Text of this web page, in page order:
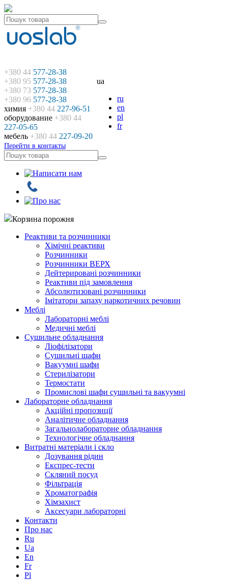
ua
ru
en
pl
fr
+380 44 577-28-38
+380 95 577-28-38
+380 73 577-28-38
+380 96 577-28-38
химия +380 44 227-96-51
оборудование +380 44
227-05-65
мебель +380 44 227-09-20
Перейти в контакты
Корзина порожня
Реактиви та розчинники
Хімічні реактиви
Розчинники
Розчинники ВЕРХ
Дейтерировані розчинники
Реактиви під замовлення
Абсолютизовані розчинники
Імітатори запаху наркотичних речовин
Меблі
Лабораторні меблі
Медичні меблі
Сушильне обладнання
Ліофілізатори
Сушильні шафи
Вакуумні шафи
Стерилізатори
Термостати
Промислові шафи сушильні та вакуумні
Лабораторне обладнання
Акційні пропозиції
Аналітичне обладнання
Загальнолабораторне обладнання
Технологічне обладнання
Витратні матеріали і скло
Дозування рідин
Експрес-тести
Скляний посуд
Фільтрація
Хроматографія
Хімзахист
Аксесуари лабораторні
Контакти
Про нас
Ru
Ua
En
Fr
Pl